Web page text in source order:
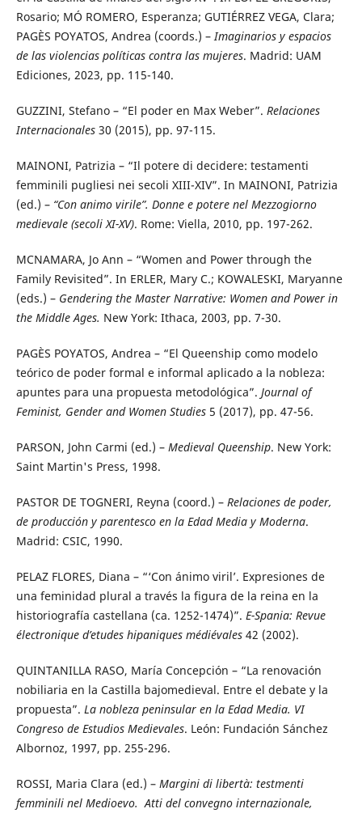
Rosario; MÓ ROMERO, Esperanza; GUTIÉRREZ VEGA, Clara;
PAGÈS POYATOS, Andrea (coords.) – Imaginarios y espacios
de las violencias políticas contra las mujeres. Madrid: UAM
Ediciones, 2023, pp. 115-140.
GUZZINI, Stefano – “El poder en Max Weber”. Relaciones
Internacionales 30 (2015), pp. 97-115.
MAINONI, Patrizia – “Il potere di decidere: testamenti
femminili pugliesi nei secoli XIII-XIV”. In MAINONI, Patrizia
(ed.) – “Con animo virile”. Donne e potere nel Mezzogiorno
medievale (secoli XI-XV). Rome: Viella, 2010, pp. 197-262.
MCNAMARA, Jo Ann – “Women and Power through the
Family Revisited”. In ERLER, Mary C.; KOWALESKI, Maryanne
(eds.) – Gendering the Master Narrative: Women and Power in
the Middle Ages. New York: Ithaca, 2003, pp. 7-30.
PAGÈS POYATOS, Andrea – “El Queenship como modelo
teórico de poder formal e informal aplicado a la nobleza:
apuntes para una propuesta metodológica”. Journal of
Feminist, Gender and Women Studies5 (2017), pp. 47-56.
PARSON, John Carmi (ed.) – Medieval Queenship. New York:
Saint Martin's Press, 1998.
PASTOR DE TOGNERI, Reyna (coord.) – Relaciones de poder,
de producción y parentesco en la Edad Media y Moderna.
Madrid: CSIC, 1990.
PELAZ FLORES, Diana – “‘Con ánimo viril’. Expresiones de
una feminidad plural a través la figura de la reina en la
historiografía castellana (ca. 1252-1474)”. E-Spania: Revue
électronique d’etudes hipaniques médiévales42 (2002).
QUINTANILLA RASO, María Concepción – “La renovación
nobiliaria en la Castilla bajomedieval. Entre el debate y la
propuesta”. La nobleza peninsular en la Edad Media. VI
Congreso de Estudios Medievales. León: Fundación Sánchez
Albornoz, 1997, pp. 255-296.
ROSSI, Maria Clara (ed.) – Margini di libertà: testmenti
femminili nel Medioevo. Atti del convegno internazionale,